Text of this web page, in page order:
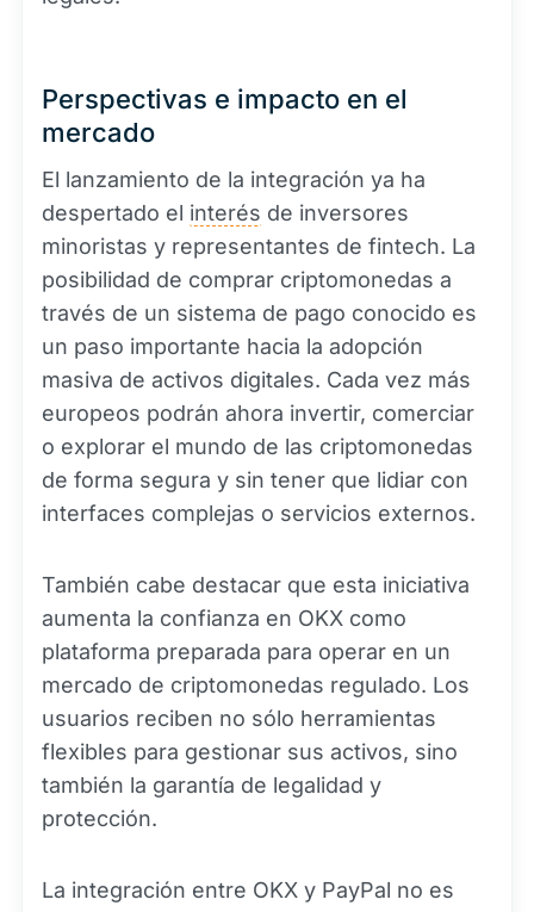
Perspectivas e impacto en el
mercado
El lanzamiento de la integración ya ha
despertado el interés de inversores
minoristas y representantes de fintech. La
posibilidad de comprar criptomonedas a
través de un sistema de pago conocido es
un paso importante hacia la adopción
masiva de activos digitales. Cada vez más
europeos podrán ahora invertir, comerciar
o explorar el mundo de las criptomonedas
de forma segura y sin tener que lidiar con
interfaces complejas o servicios externos.
También cabe destacar que esta iniciativa
aumenta la confianza en OKX como
plataforma preparada para operar en un
mercado de criptomonedas regulado. Los
usuarios reciben no sólo herramientas
flexibles para gestionar sus activos, sino
también la garantía de legalidad y
protección.
La integración entre OKX y PayPal no es